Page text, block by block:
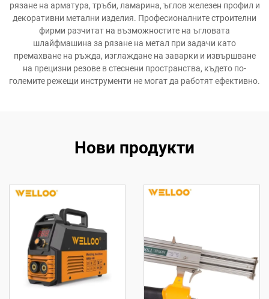
рязане на арматура, тръби, ламарина, ъглов железен профил и
декоративни метални изделия. Професионалните строителни
фирми разчитат на възможностите на ъгловата
шлайфмашина за рязане на метал при задачи като
премахване на ръжда, изглаждане на заварки и извършване
на прецизни резове в стеснени пространства, където по-
големите режещи инструменти не могат да работят ефективно.
Нови продукти